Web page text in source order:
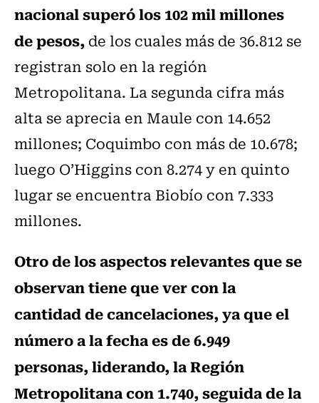
nacional superó los 102 mil millones
de pesos,de los cuales más de 36.812 se
registran solo en la región
Metropolitana. La segunda cifra más
alta se aprecia en Maule con 14.652
millones; Coquimbo con más de 10.678;
luego O’Higgins con 8.274 y en quinto
lugar se encuentra Biobío con 7.333
millones.
Otro de los aspectos relevantes que se
observan tiene que ver con la
cantidad de cancelaciones, ya que el
número a la fecha es de 6.949
personas, liderando, la Región
Metropolitana con 1.740, seguida de la